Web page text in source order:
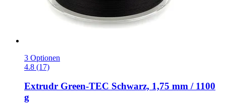
3 Optionen
4.8 (17)
Extrudr Green-​TEC Schwarz, 1,75 mm / 1100
g